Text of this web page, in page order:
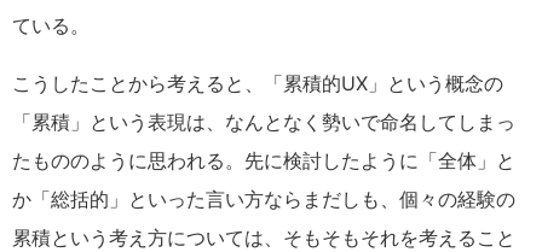
ている。
こうしたことから考えると、「累積的UX」という概念の
「累積」という表現は、なんとなく勢いで命名してしまっ
たもののように思われる。先に検討したように「全体」と
か「総括的」といった言い方ならまだしも、個々の経験の
累積という考え方については、そもそもそれを考えること